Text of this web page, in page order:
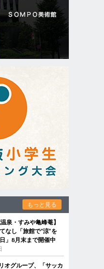
もっと見る
泉・すみや亀峰菴】
なし「旅館で“涼”を
」8月末まで開催中
オグループ、「サッカ